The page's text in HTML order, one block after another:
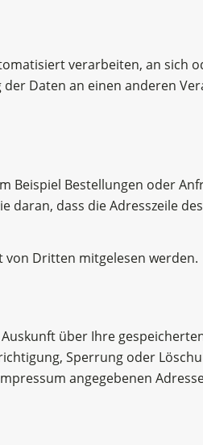
verarbeiten, an sich
Daten an einen anderen
Bestellungen oder
daran, dass die Adresszeile
von Dritten mitgelesen werden.
über Ihre
Sperrung oder
angegebenen